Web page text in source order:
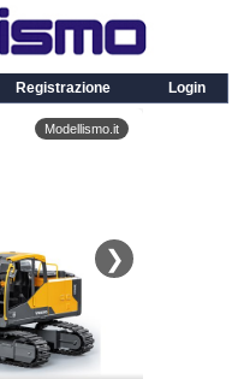
Registrazione Login